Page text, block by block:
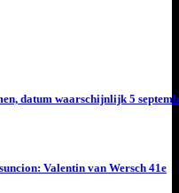
datum waarschijnlijk 5
Valentin van Wersch 41e